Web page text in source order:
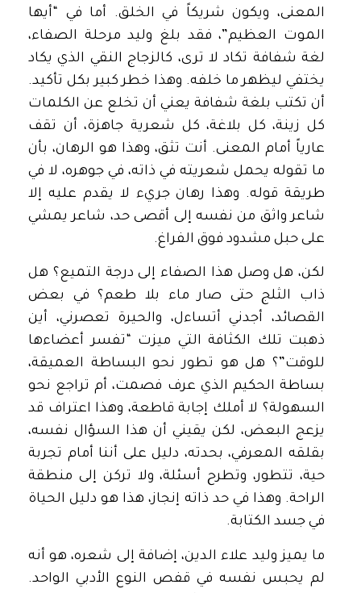
المعنى، ويكون شريكاً في الخلق. أما في “أيها
الموت العظيم”، فقد بلغ وليد مرحلة الصفاء،
لغة شفافة تكاد لا ترى، كالزجاج النقي الذي يكاد
يختفي ليظهر ما خلفه. وهذا خطر كبير بكل تأكيد.
أن تكتب بلغة شفافة يعني أن تخلع عن الكلمات
كل زينة، كل بلاغة، كل شعرية جاهزة، أن تقف
عارياً أمام المعنى. أنت تثق، وهذا هو الرهان، بأن
ما تقوله يحمل شعريته في ذاته، في جوهره، لا في
طريقة قوله. وهذا رهان جريء لا يقدم عليه إلا
شاعر واثق من نفسه إلى أقصى حد، شاعر يمشي
على حبل مشدود فوق الفراغ.
لكن، هل وصل هذا الصفاء إلى درجة التميع؟ هل
ذاب الثلج حتى صار ماء بلا طعم؟ في بعض
القصائد، أجدني أتساءل، والحيرة تعصرني، أين
ذهبت تلك الكثافة التي ميزت “تفسر أعضاءها
للوقت”؟ هل هو تطور نحو البساطة العميقة،
بساطة الحكيم الذي عرف فصمت، أم تراجع نحو
السهولة؟ لا أملك إجابة قاطعة، وهذا اعتراف قد
يزعج البعض، لكن يقيني أن هذا السؤال نفسه،
بقلقه المعرفي، بحدته، دليل على أننا أمام تجربة
حية، تتطور، وتطرح أسئلة، ولا تركن إلى منطقة
الراحة. وهذا في حد ذاته إنجاز، هذا هو دليل الحياة
في جسد الكتابة.
ما يميز وليد علاء الدين، إضافة إلى شعره، هو أنه
لم يحبس نفسه في قفص النوع الأدبي الواحد.